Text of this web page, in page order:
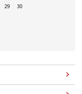
29 30